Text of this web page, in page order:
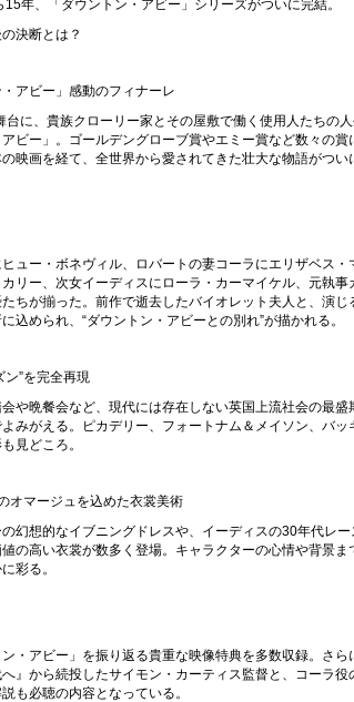
年、「ダウントン・アビー」シリーズがついに完結。
決断とは？
アビー」感動のフィナーレ
に、貴族クローリー家とその屋敷で働く使用人たちの
ビー」。ゴールデングローブ賞やエミー賞など数々の賞
映画を経て、全世界から愛されてきた壮大な物語がつい
ュー・ボネヴィル、ロバートの妻コーラにエリザベス・
リー、次女イーディスにローラ・カーマイケル、元執事
ちが揃った。前作で逝去したバイオレット夫人と、演じ
込められ、“ダウントン・アビーとの別れ”が描かれる。
”を完全再現
や晩餐会など、現代には存在しない英国上流社会の最盛
みがえる。ピカデリー、フォートナム＆メイソン、バッ
見どころ。
オマージュを込めた衣裳美術
幻想的なイブニングドレスや、イーディスの30年代レー
の高い衣裳が数多く登場。キャラクターの心情や背景ま
彩る。
・アビー」を振り返る貴重な映像特典を多数収録。さら
』から続投したサイモン・カーティス監督と、コーラ役
も必聴の内容となっている。